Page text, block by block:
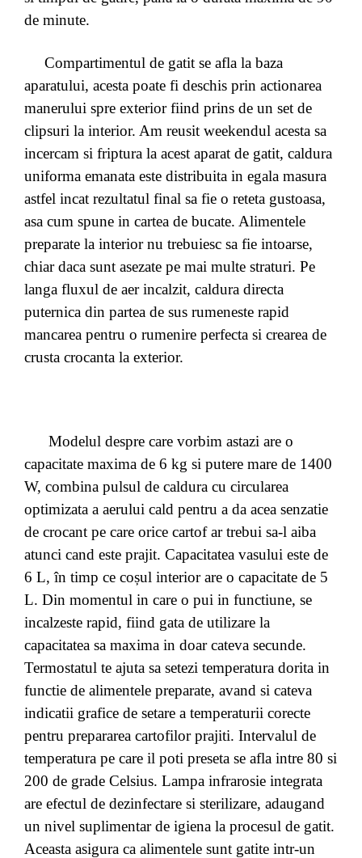
de minute.
Compartimentul de gatit se afla la baza
aparatului, acesta poate fi deschis prin actionarea
manerului spre exterior fiind prins de un set de
clipsuri la interior. Am reusit weekendul acesta sa
incercam si friptura la acest aparat de gatit, caldura
uniforma emanata este distribuita in egala masura
astfel incat rezultatul final sa fie o reteta gustoasa,
asa cum spune in cartea de bucate. Alimentele
preparate la interior nu trebuiesc sa fie intoarse,
chiar daca sunt asezate pe mai multe straturi. Pe
langa fluxul de aer incalzit, caldura directa
puternica din partea de sus rumeneste rapid
mancarea pentru o rumenire perfecta si crearea de
crusta crocanta la exterior.
Modelul despre care vorbim astazi are o
capacitate maxima de 6 kg si putere mare de 1400
W, combina pulsul de caldura cu circularea
optimizata a aerului cald pentru a da acea senzatie
de crocant pe care orice cartof ar trebui sa-l aiba
atunci cand este prajit. Capacitatea vasului este de
6 L, în timp ce coșul interior are o capacitate de 5
L. Din momentul in care o pui in functiune, se
incalzeste rapid, fiind gata de utilizare la
capacitatea sa maxima in doar cateva secunde.
Termostatul te ajuta sa setezi temperatura dorita in
functie de alimentele preparate, avand si cateva
indicatii grafice de setare a temperaturii corecte
pentru prepararea cartofilor prajiti. Intervalul de
temperatura pe care il poti preseta se afla intre 80 si
200 de grade Celsius. Lampa infrarosie integrata
are efectul de dezinfectare si sterilizare, adaugand
un nivel suplimentar de igiena la procesul de gatit.
Aceasta asigura ca alimentele sunt gatite intr-un